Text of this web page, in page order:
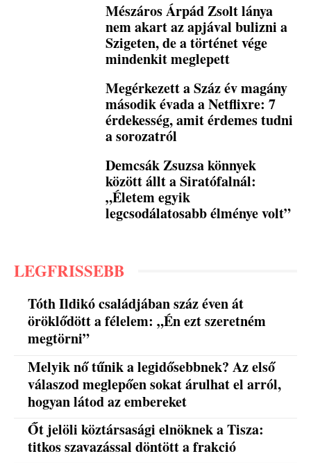
Mészáros Árpád Zsolt lánya
nem akart az apjával bulizni a
Szigeten, de a történet vége
mindenkit meglepett
Megérkezett a Száz év magány
második évada a Netflixre: 7
érdekesség, amit érdemes tudni
a sorozatról
Demcsák Zsuzsa könnyek
között állt a Siratófalnál:
„Életem egyik
legcsodálatosabb élménye volt”
LEGFRISSEBB
Tóth Ildikó családjában száz éven át
öröklődött a félelem: „Én ezt szeretném
megtörni”
Melyik nő tűnik a legidősebbnek? Az első
válaszod meglepően sokat árulhat el arról,
hogyan látod az embereket
Őt jelöli köztársasági elnöknek a Tisza:
titkos szavazással döntött a frakció